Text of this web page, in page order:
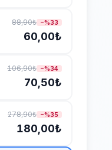
88,90₺ −%33
60,00₺
106,90₺ −%34
70,50₺
278,90₺ −%35
180,00₺